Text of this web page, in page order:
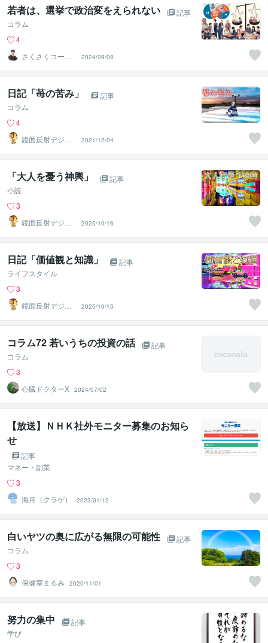
若者は、選挙で政治変をえられない
記事
コラム
4
さくさくコーチ
ング
2024/09/08
日記「苺の苦み」
記事
コラム
4
鏡面反射デジタ
ルアート製作所
（鈴木穣）
2021/12/04
「大人を憂う神輿」
記事
小説
3
鏡面反射デジタ
ルアート製作所
（鈴木穣）
2025/10/16
日記「価値観と知識」
記事
ライフスタイル
3
鏡面反射デジタ
ルアート製作所
（鈴木穣）
2025/10/15
コラム72 若いうちの投資の話
記事
コラム
3
心臓ドクターX 2024/07/02
【放送】ＮＨＫ社外モニター募集のお知ら
せ
記事
マネー・副業
3
海月（クラゲ）
2023/01/12
白いヤツの奥に広がる無限の可能性
記事
コラム
3
保健室まるみ 2020/11/01
努力の集中
記事
学び